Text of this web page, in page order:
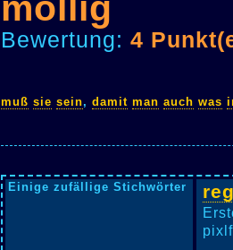
Bewertung: 4
muß sie sein, damit man auch was
Einige zufällige Stichwörter